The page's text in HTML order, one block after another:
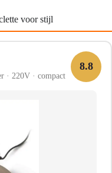
voor stijl
8.8
· 220V · compact